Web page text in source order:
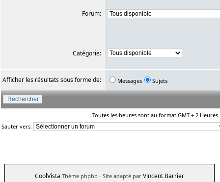
Forum:
Catégorie:
Afficher les résultats sous forme de: Messages Sujets
Toutes les heures sont au format GMT + 2 Heures
Sauter vers:
CoolVista Thème phpbb - Site adapté par Vincent Barrier